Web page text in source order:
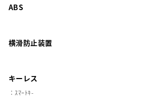
ABS
横滑防止装置
キーレス
：ｽﾏｰﾄｷ-